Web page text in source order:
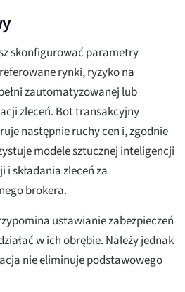
skonfigurować parametry
rynki, ryzyko na
zautomatyzowanej lub
zleceń. Bot transakcyjny
następnie ruchy cen i, zgodnie
modele sztucznej inteligencji
składania zleceń za
brokera.
ustawianie zabezpieczeń
w ich obrębie. Należy jednak
nie eliminuje podstawowego